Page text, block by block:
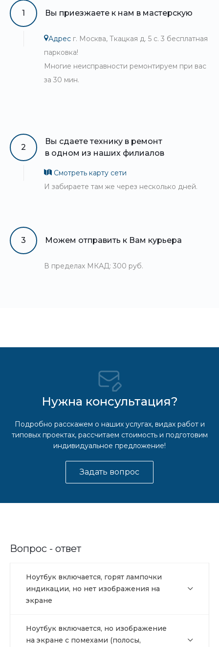
1 Вы приезжаете к нам в мастерскую
Адрес г. Москва, Ткацкая д. 5 с. 3 бесплатная
парковка!
Многие неисправности ремонтируем при вас
за 30 мин.
2
Вы сдаете технику в ремонт
в одном из наших филиалов
Смотреть карту сети
И забираете там же через несколько дней.
3 Можем отправить к Вам курьера
В пределах МКАД: 300 руб.
Нужна консультация?
Подробно расскажем о наших услугах, видах работ и
типовых проектах, рассчитаем стоимость и подготовим
индивидуальное предложение!
Задать вопрос
Вопрос - ответ
Ноутбук включается, горят лампочки
индикации, но нет изображения на
экране
Ноутбук включается, но изображение
на экране с помехами (полосы,